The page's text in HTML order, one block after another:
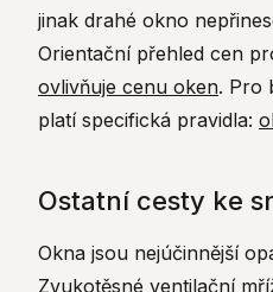
jinak drahé okno
Orientační přehled cen
ovlivňuje cenu oken. Pro
platí specifická pravidla:
Ostatní cesty ke
Okna jsou nejúčinnější
Zvukotěsné ventilační